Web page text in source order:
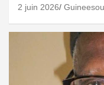
2 juin 2026